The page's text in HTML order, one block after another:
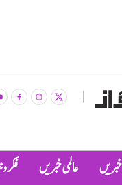
خبریں عالمی خبریں فکر